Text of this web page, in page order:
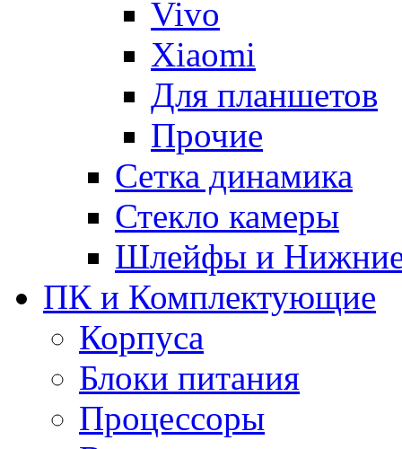
Vivo
Xiaomi
Для планшетов
Прочие
Сетка динамика
Стекло камеры
Шлейфы и
ПК и Комплектующие
Корпуса
Блоки питания
Процессоры